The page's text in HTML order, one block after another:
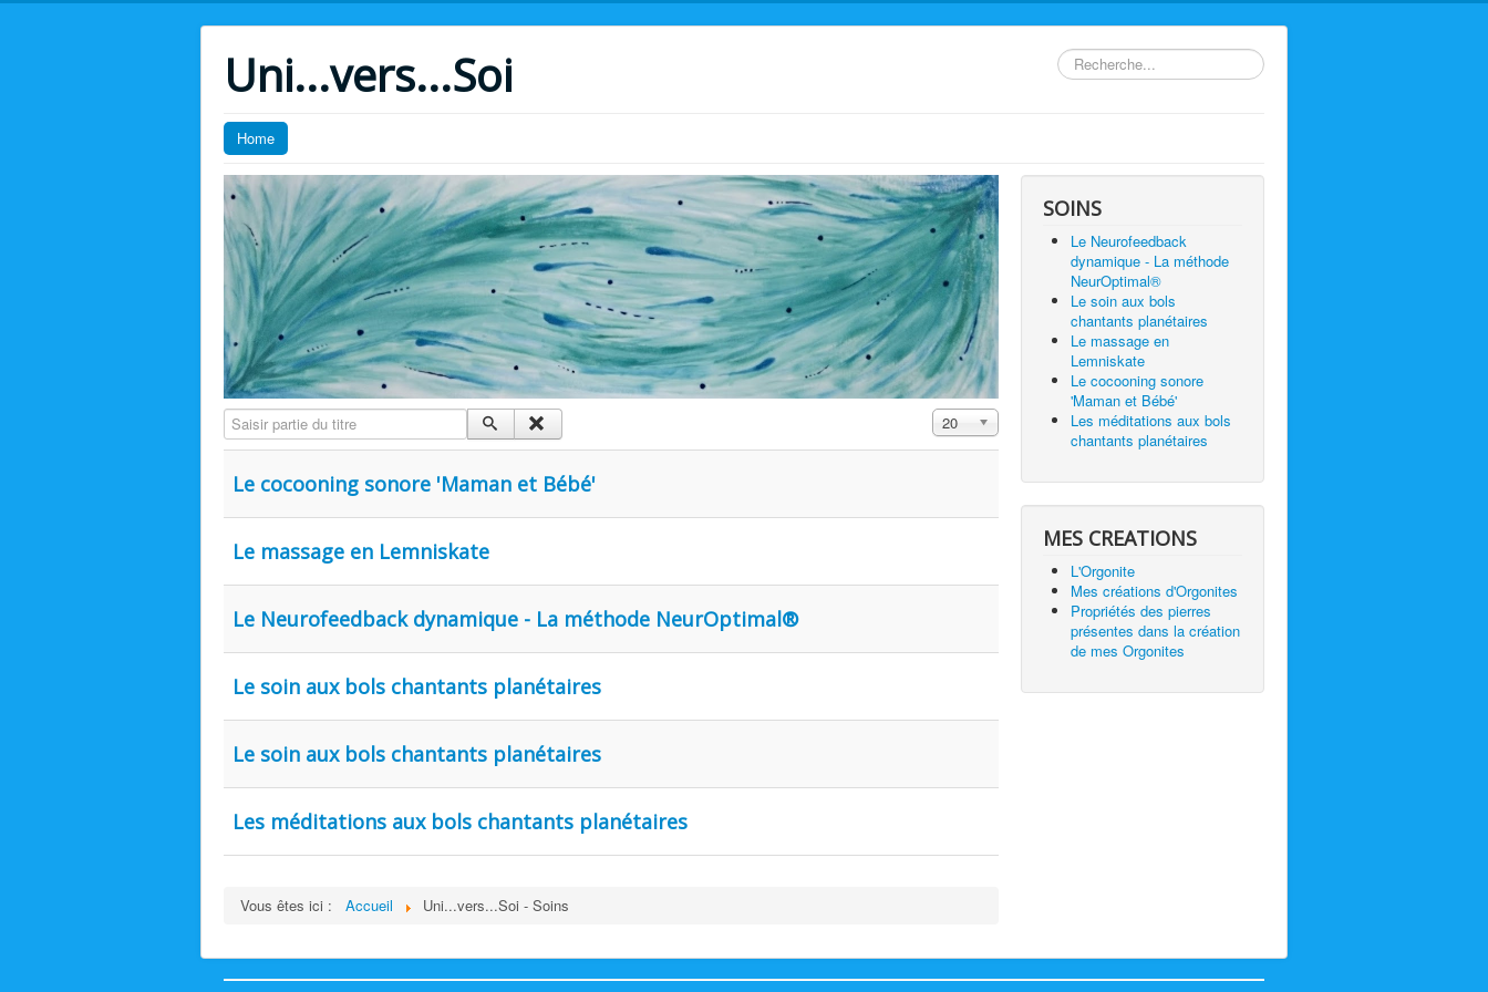
Uni...vers...Soi Rechercher
Home
Saisir partie du titre Affichage #
20
Le cocooning sonore 'Maman et Bébé'
Le massage en Lemniskate
Le Neurofeedback dynamique - La méthode NeurOptimal®
Le soin aux bols chantants planétaires
Le soin aux bols chantants planétaires
Les méditations aux bols chantants planétaires
Vous êtes ici : Accueil Uni...vers...Soi - Soins
SOINS
Le Neurofeedback
dynamique - La méthode
NeurOptimal®
Le soin aux bols
chantants planétaires
Le massage en
Lemniskate
Le cocooning sonore
'Maman et Bébé'
Les méditations aux bols
chantants planétaires
MES CREATIONS
L'Orgonite
Mes créations d'Orgonites
Propriétés des pierres
présentes dans la création
de mes Orgonites